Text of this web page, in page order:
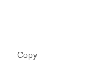
Copy